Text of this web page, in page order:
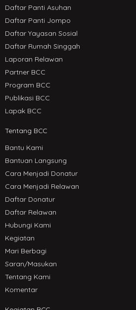
Daftar Panti Asuhan
Daftar Panti Jompo
Daftar Yayasan Sosial
Daftar Rumah Singgah
Laporan Relawan
Partner BCC
Program BCC
Publikasi BCC
Lapak BCC
Tentang BCC
Bantu Kami
Bantuan Langsung
Cara Menjadi Donatur
Cara Menjadi Relawan
Daftar Donatur
Daftar Relawan
Hubungi Kami
Kegiatan
Mari Berbagi
Saran/Masukan
Tentang Kami
Komentar